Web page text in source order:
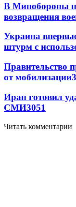
В Минобороны
возвращения
Украина
штурм с
Правительство
от мобилизации
Иран готовил
СМИ3051
Читать комментарии